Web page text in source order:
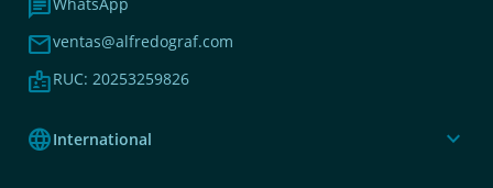
chat
mailventas@alfredograf.com
badgeRUC: 20253259826
languageInternational expand_more